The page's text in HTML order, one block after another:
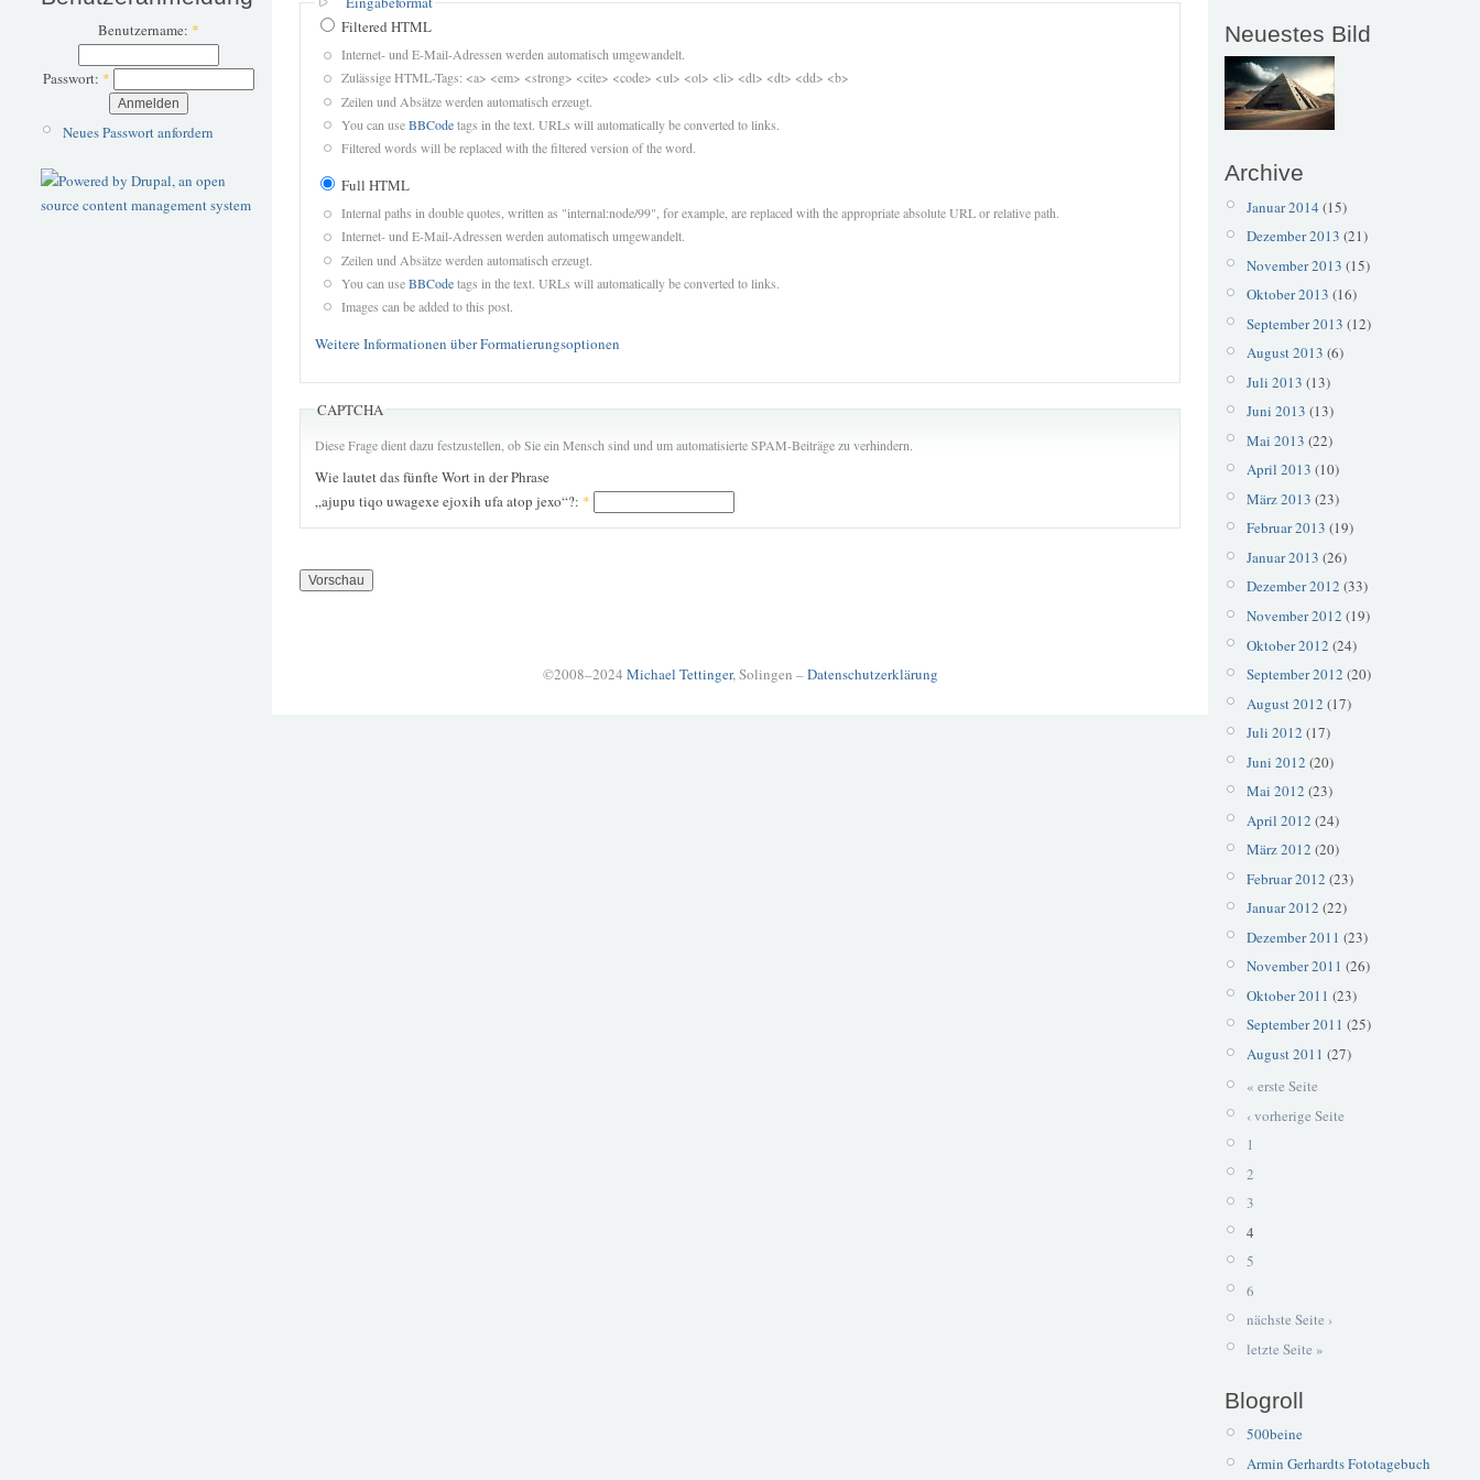
Benutzername: *
Passwort: *
Neues Passwort anfordern
Filtered HTML
Internet- und E-Mail-Adressen werden automatisch umgewandelt.
Zulässige HTML-Tags: <a> <em> <strong> <cite> <code> <ul> <ol> <li> <dl> <dt> <dd> <b>
Zeilen und Absätze werden automatisch erzeugt.
You can useBBCodetags in the text. URLs will automatically be converted to links.
Filtered words will be replaced with the filtered version of the word.
Full HTML
Internal paths in double quotes, written as "internal:node/99", for example, are replaced with the appropriate absolute URL or relative path.
Internet- und E-Mail-Adressen werden automatisch umgewandelt.
Zeilen und Absätze werden automatisch erzeugt.
You can useBBCodetags in the text. URLs will automatically be converted to links.
Images can be added to this post.
Weitere Informationen über Formatierungsoptionen
CAPTCHA
Diese Frage dient dazu festzustellen, ob Sie ein Mensch sind und um automatisierte SPAM-Beiträge zu verhindern.
Wie lautet das fünfte Wort in der Phrase
„ajupu tiqo uwagexe ejoxih ufa atop jexo“?: *
©2008–2024 Michael Tettinger, Solingen –Datenschutzerklärung
Neuestes Bild
Archive
Januar 2014 (15)
Dezember 2013 (21)
November 2013 (15)
Oktober 2013 (16)
September 2013 (12)
August 2013 (6)
Juli 2013 (13)
Juni 2013 (13)
Mai 2013 (22)
April 2013 (10)
März 2013 (23)
Februar 2013 (19)
Januar 2013 (26)
Dezember 2012 (33)
November 2012 (19)
Oktober 2012 (24)
September 2012 (20)
August 2012 (17)
Juli 2012 (17)
Juni 2012 (20)
Mai 2012 (23)
April 2012 (24)
März 2012 (20)
Februar 2012 (23)
Januar 2012 (22)
Dezember 2011 (23)
November 2011 (26)
Oktober 2011 (23)
September 2011 (25)
August 2011 (27)
« erste Seite
‹ vorherige Seite
1
2
3
4
5
6
nächste Seite ›
letzte Seite »
Blogroll
500beine
Armin Gerhardts Fototagebuch